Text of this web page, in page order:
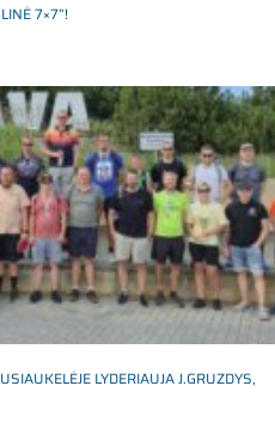
7×7”!
LYDERIAUJA J.GRUZDYS,